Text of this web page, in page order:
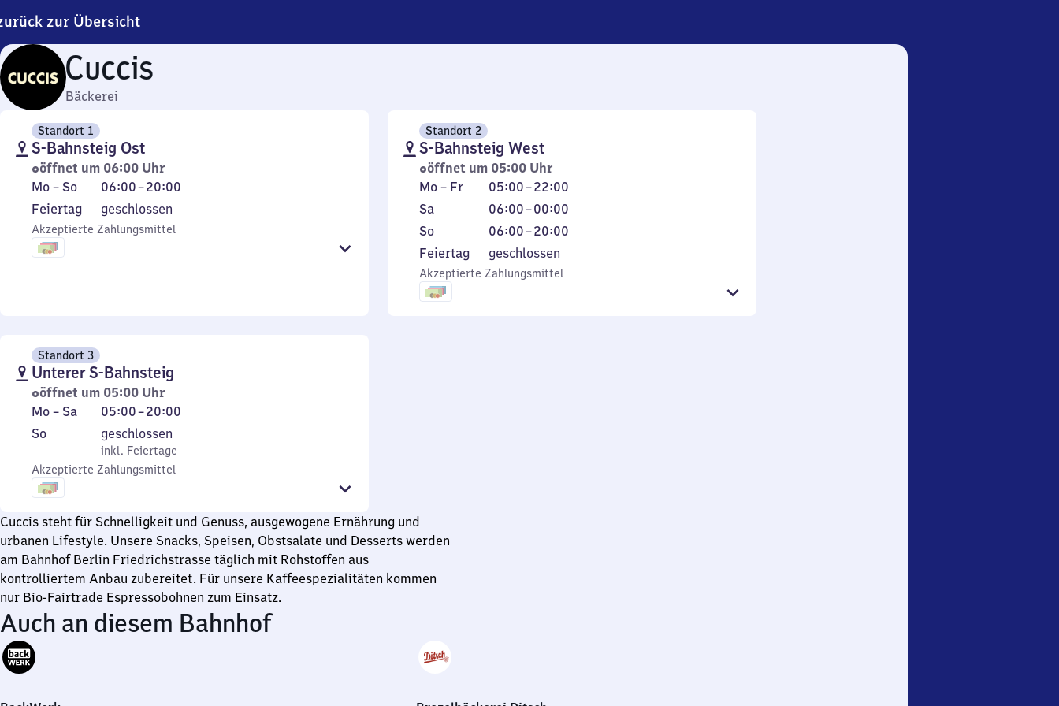
zur Übersicht
Cuccis
Bäckerei
Standort 1
S-Bahnsteig Ost
öffnet um 06:00 Uhr
Montag
bis
Sonntag
Mo – So 06:00–20:00
Von
6
Uhr
Feiertag
Feiertag geschlossen
Akzeptierte Zahlungsmittel
Standort 2
S-Bahnsteig West
öffnet um 05:00 Uhr
Montag
bis
Freitag
Mo – Fr 05:00–22:00
Von
5
Uhr
22
Uhr
Samstag
Sa 06:00–00:00
Von
6
bis
Sonntag
So 06:00–20:00
Von
6
Uhr
Feiertag
Feiertag geschlossen
Akzeptierte Zahlungsmittel
Standort 3
Unterer S-Bahnsteig
öffnet um 05:00 Uhr
Montag
bis
Mo – Sa 05:00–20:00
Von
5
Uhr
bis
Sonntag
So,
inkl. Feiertage
geschlossen
inkl. Feiertage
Akzeptierte Zahlungsmittel
Cuccis steht für Schnelligkeit und Genuss, ausgewogene Ernährung und
urbanen Lifestyle. Unsere Snacks, Speisen, Obstsalate und Desserts werden
am Bahnhof Berlin Friedrichstrasse täglich mit Rohstoffen aus
kontrolliertem Anbau zubereitet. Für unsere Kaffeespezialitäten kommen
nur Bio-Fairtrade Espressobohnen zum Einsatz.
Auch an diesem Bahnhof